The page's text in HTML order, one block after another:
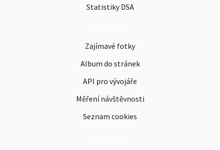
Statistiky DSA
Zajímavé fotky
Album do stránek
API pro vývojáře
Měření návštěvnosti
Seznam cookies